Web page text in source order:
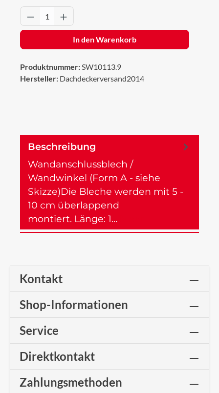
Produkt Anzahl: Gib den gewünschten
In den Warenkorb
Produktnummer:SW10113.9
Hersteller: Dachdeckerversand2014
Beschreibung
Wandanschlussblech /
Wandwinkel (Form A - siehe
Skizze)Die Bleche werden mit 5 -
10 cm überlappend
montiert. Länge: 1…
Kontakt
Shop-Informationen
Service
Direktkontakt
Zahlungsmethoden